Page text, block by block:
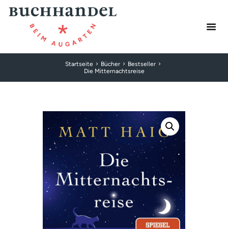
Startseite Bücher
Bestseller
Die Mitternachtsreise